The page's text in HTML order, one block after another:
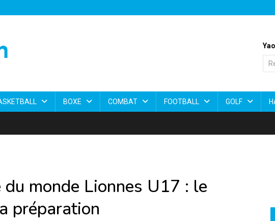
BOXE COMBAT FOOTBALL GOLF
monde Lionnes U17 : le
préparation